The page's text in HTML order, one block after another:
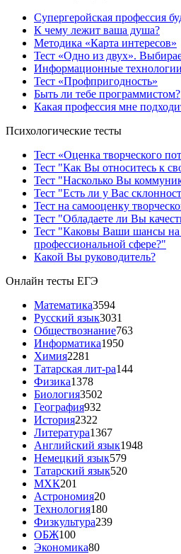
Супергеройская профессия
К чему лежит ваша душа?
Методика «Карта интересов»
Тест «Одно из двух».
Информационные
Тест «Профпригодность»
Быть ли тебе программистом?
Какая профессия мне
Психологические тесты
Тест «Оценка творческого
Тест "Как Вы относитесь к
Тест "Насколько Вы
Тест "Есть ли у Вас
Тест на самооценку
Тест "Обладаете ли Вы
Тест "Каковы Ваши шансы на
профессиональной сфере?"
Какой Вы руководитель?
Онлайн тесты ЕГЭ
Математика3594
Русский язык3031
Обществознание763
Информатика1950
Химия2281
Татарская лит-ра144
Физика1378
Биология3502
География932
История2322
Литература1367
Английский язык1948
Немецкий язык579
Татарский язык520
МХК201
Астрономия20
Технология180
Физкультура239
ОБЖ100
Экономика80